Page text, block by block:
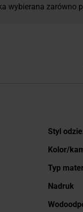
wybierana zarówno
Więcej
Styl
Kolor/
Typ
Nadruk